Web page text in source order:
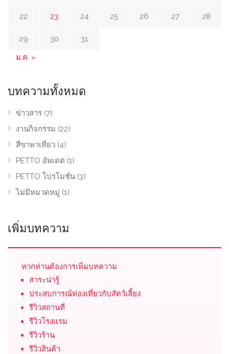
22 23 24 25 26 27 28
29 30
31
ม.ค. »
บทความทั้งหมด
ข่าวสาร (7)
งานกิจกรรม (22)
สี่ขาพาเที่ยว (4)
PETTO อัพเดต (1)
PETTO โปรโมชั่น (3)
ไม่มีหมวดหมู่ (1)
เพิ่มบทความ
หากท่านต้องการเพิ่มบทความ
สาระน่ารู้
ประสบการณ์ท่องเที่ยวกับสัตว์เลี้ยง
รีวิวสถานที่
รีวิวโรงแรม
รีวิวร้าน
รีวิวสินค้า